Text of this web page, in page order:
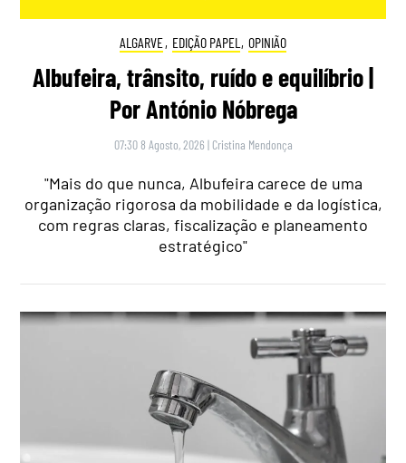
ALGARVE, EDIÇÃO PAPEL , OPINIÃO
Albufeira, trânsito, ruído e equilíbrio |
Por António Nóbrega
07:30 8 Agosto, 2026 | Cristina Mendonça
"Mais do que nunca, Albufeira carece de uma
organização rigorosa da mobilidade e da logística,
com regras claras, fiscalização e planeamento
estratégico"